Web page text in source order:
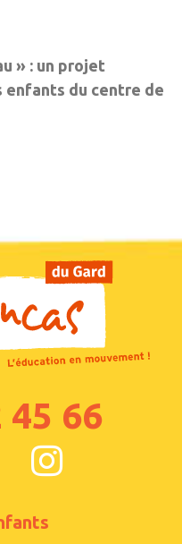
» : un projet
enfants du centre de
45 66